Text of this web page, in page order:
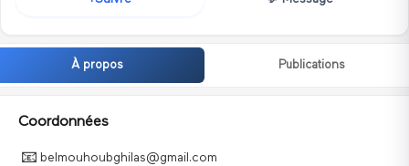
À propos Publications
Coordonnées
📧 belmouhoubghilas@gmail.com